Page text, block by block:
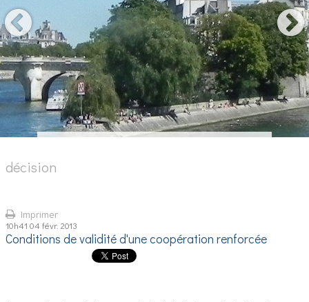
décision
Imprimer
10h41 04 févr. 2013
Conditions de validité d'une coopération renforcée